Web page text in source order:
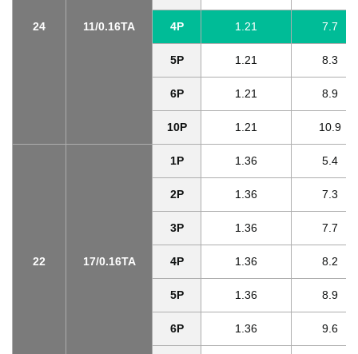
24 11/0.16TA 4P 1.21 7.7
5P 1.21 8.3
6P 1.21 8.9
10P 1.21 10.9
22 17/0.16TA
1P 1.36 5.4
2P 1.36 7.3
3P 1.36 7.7
4P 1.36 8.2
5P 1.36 8.9
6P 1.36 9.6